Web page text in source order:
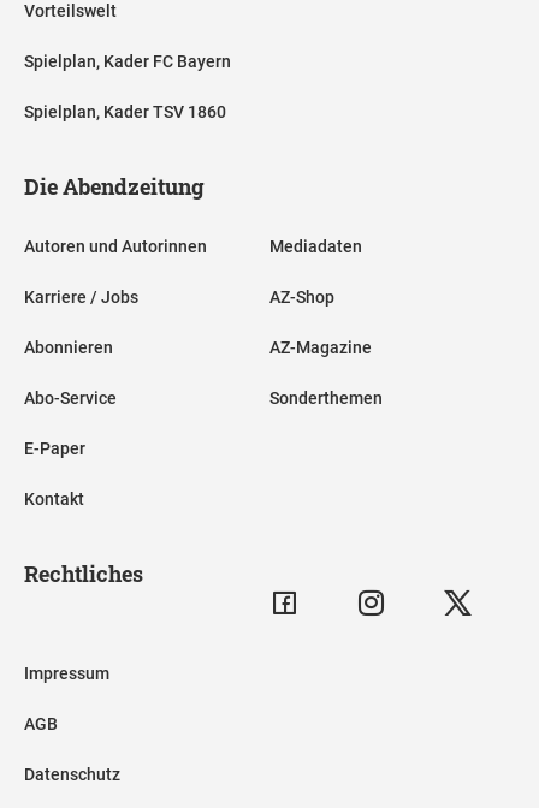
Vorteilswelt
Spielplan, Kader FC Bayern
Spielplan, Kader TSV 1860
Die Abendzeitung
Autoren und Autorinnen
Karriere / Jobs
Abonnieren
Abo-Service
E-Paper
Kontakt
Mediadaten
AZ-Shop
AZ-Magazine
Sonderthemen
Rechtliches
Impressum
AGB
Datenschutz